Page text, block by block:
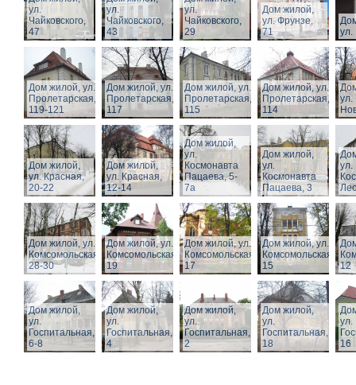
ул.
Чайковского,
47
ул.
Чайковского,
43
ул.
Чайковского,
29
Дом жилой,
ул. Фрунзе,
71
ул.
Дом жилой, ул.
Пролетарская,
119-121
Дом жилой, ул.
Пролетарская,
117
Дом жилой, ул.
Пролетарская,
115
Дом жилой, ул.
Пролетарская,
114
Дом жилой,
ул. Красная,
20-22
Дом жилой,
ул. Красная,
12-14
Дом жилой,
ул.
Космонавта
Пацаева, 5-
7а
Дом жилой,
ул.
Космонавта
Пацаева, 3
ул.
Дом жилой, ул.
Комсомольская,
28-30
Дом жилой, ул.
Комсомольская,
19
Дом жилой, ул.
Комсомольская,
17
Дом жилой, ул.
Комсомольская,
15
12
Дом жилой,
ул.
Госпитальная,
6-8
Дом жилой,
ул.
Госпитальная,
4
Дом жилой,
ул.
Госпитальная,
2
Дом жилой,
ул.
Госпитальная,
18
ул.
16